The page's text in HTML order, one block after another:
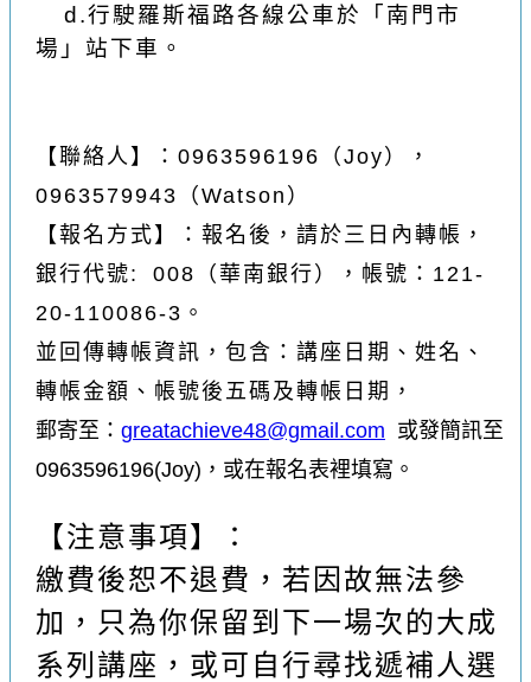
d.行駛羅斯福路各線公車於「南門市
場」站下車。
【聯絡人】：0963596196（Joy），
0963579943（Watson）
【報名方式】：報名後，請於三日內轉帳，
銀行代號: 008（華南銀行），帳號：121-
20-110086-3。
並回傳轉帳資訊，包含：講座日期 、 姓名、
轉帳金額、 帳號後五碼及轉帳日期，
郵寄至： greatachieve48@gmail.com 或發簡訊至
0963596196(Joy)， 或在報名表裡填寫。
【注意事項】：
繳費後恕不退費，若因故無法參
加，只為你保留到下一場次的大成
系列講座，或可自行尋找遞補人選